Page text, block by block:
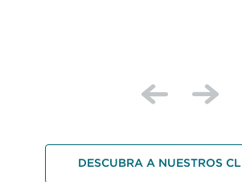
DESCUBRA A NUESTROS